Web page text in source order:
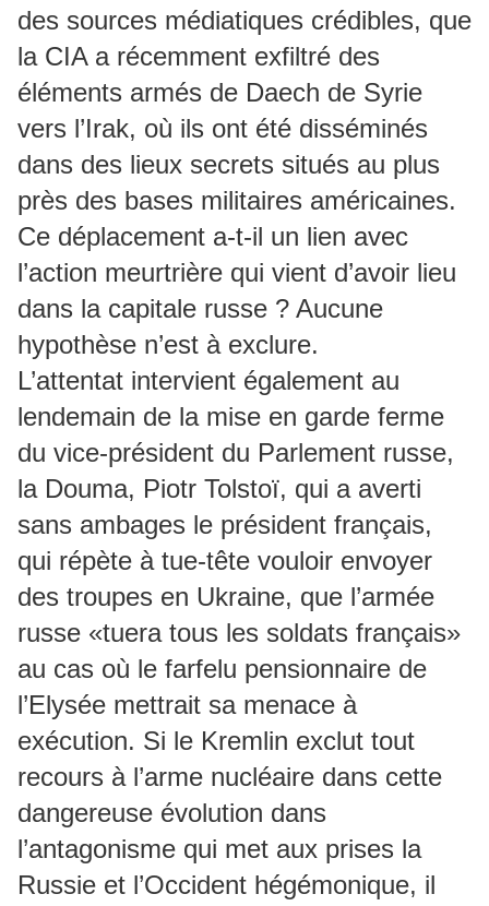
des sources médiatiques crédibles, que
la CIA a récemment exfiltré des
éléments armés de Daech de Syrie
vers l’Irak, où ils ont été disséminés
dans des lieux secrets situés au plus
près des bases militaires américaines.
Ce déplacement a-t-il un lien avec
l’action meurtrière qui vient d’avoir lieu
dans la capitale russe ? Aucune
hypothèse n’est à exclure.
L’attentat intervient également au
lendemain de la mise en garde ferme
du vice-président du Parlement russe,
la Douma, Piotr Tolstoï, qui a averti
sans ambages le président français,
qui répète à tue-tête vouloir envoyer
des troupes en Ukraine, que l’armée
russe «tuera tous les soldats français»
au cas où le farfelu pensionnaire de
l’Elysée mettrait sa menace à
exécution. Si le Kremlin exclut tout
recours à l’arme nucléaire dans cette
dangereuse évolution dans
l’antagonisme qui met aux prises la
Russie et l’Occident hégémonique, il